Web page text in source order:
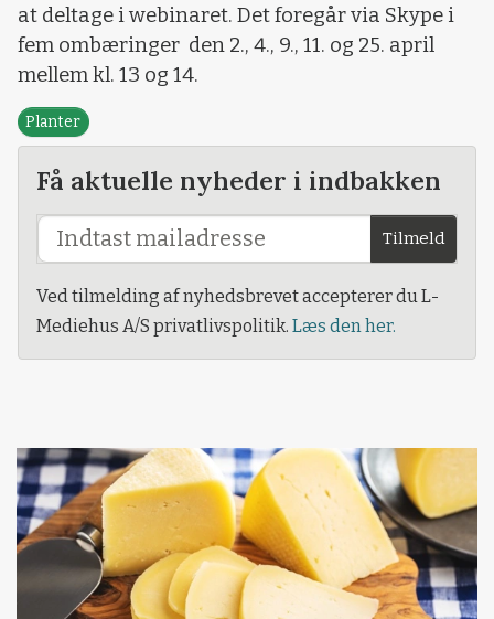
at deltage i webinaret. Det foregår via Skype i
fem ombæringer den 2., 4., 9., 11. og 25. april
mellem kl. 13 og 14.
Planter
Få aktuelle nyheder i indbakken
Tilmeld
Ved tilmelding af nyhedsbrevet accepterer du L-
Mediehus A/S privatlivspolitik. Læs den her.